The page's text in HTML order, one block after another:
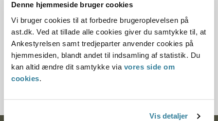
Denne hjemmeside bruger cookies
Vi bruger cookies til at forbedre brugeroplevelsen på
ast.dk. Ved at tillade alle cookies giver du samtykke til, at
Ankestyrelsen samt tredjeparter anvender cookies på
hjemmesiden, blandt andet til indsamling af statistik. Du
kan altid ændre dit samtykke via vores side om
cookies.
Vis detaljer
§ 26 § 39 § 42
Journalnummer
11209-86